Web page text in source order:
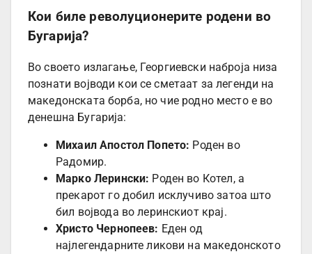
Кои биле револуционерите родени во
Бугарија?
Во своето излагање, Георгиевски наброја низа
познати војводи кои се сметаат за легенди на
македонската борба, но чие родно место е во
денешна Бугарија:
Михаил Апостол Попето: Роден во
Радомир.
Марко Лерински: Роден во Котел, а
прекарот го добил исклучиво затоа што
бил војвода во леринскиот крај.
Христо Чернопеев: Еден од
најлегендарните ликови на македонското